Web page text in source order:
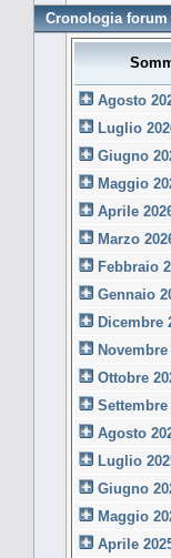
Cronologia
Agosto
Luglio
Giugno
Maggio
Aprile
Marzo
Febbraio
Gennaio
Dicembre
Novembre
Ottobre
Settembre
Agosto
Luglio
Giugno
Maggio
Aprile